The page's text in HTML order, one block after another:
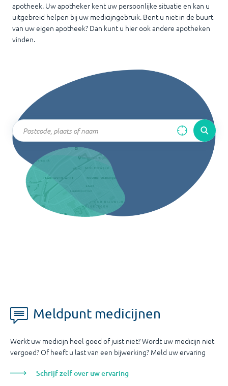
apotheek. Uw apotheker kent uw persoonlijke situatie en kan u
uitgebreid helpen bij uw medicijngebruik. Bent u niet in de buurt
van uw eigen apotheek? Dan kunt u hier ook andere apotheken
vinden.
Meldpunt medicijnen
Werkt uw medicijn heel goed of juist niet? Wordt uw medicijn niet
vergoed? Of heeft u last van een bijwerking? Meld uw ervaring
Schrijf zelf over uw ervaring